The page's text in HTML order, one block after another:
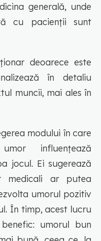
generală, unde
cu pacienții sunt
deoarece este
în detaliu
muncii, mai ales în
modului în care
influențează
jocul. Ei sugerează
medicali ar putea
umorul pozitiv
În timp, acest lucru
umorul bun